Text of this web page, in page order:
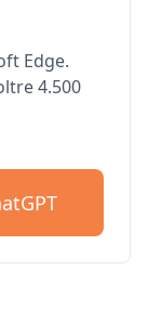
Edge.
4.500